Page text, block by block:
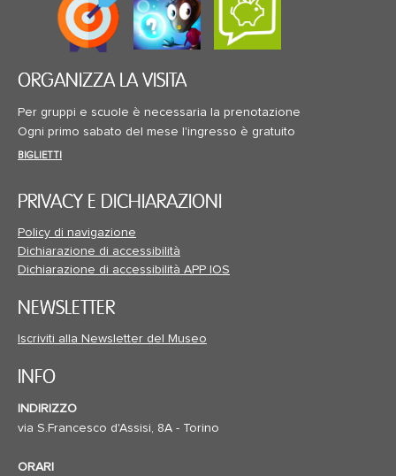
ORGANIZZA LA VISITA
Per gruppi e scuole è necessaria la prenotazione
Ogni primo sabato del mese l'ingresso è gratuito
BIGLIETTI
PRIVACY E DICHIARAZIONI
Policy di navigazione
Dichiarazione di accessibilità
Dichiarazione di accessibilità APP IOS
NEWSLETTER
Iscriviti alla Newsletter del Museo
INFO
INDIRIZZO
via S.Francesco d'Assisi, 8A - Torino
ORARI